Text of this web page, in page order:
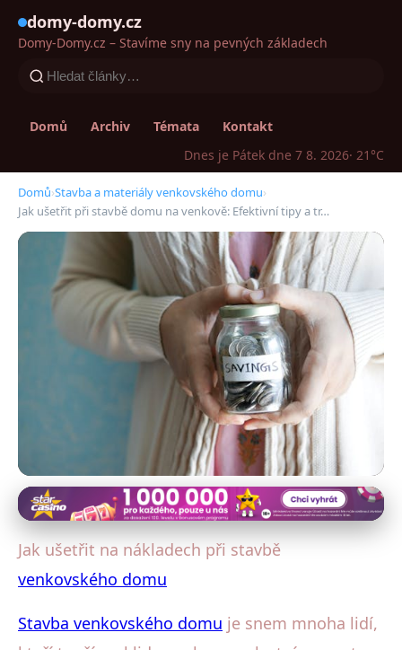
domy-domy.cz
Domy-Domy.cz – Stavíme sny na pevných základech
Domů Archiv Témata
Kontakt
Dnes je Pátek dne 7 8. 2026· 21°C
Domů›Stavba a materiály venkovského domu›
Jak ušetřit při stavbě domu na venkově: Efektivní tipy a tr…
Stavba a materiály venkovského domu
Jak ušetřit při stavbě domu na
venkově: Efektivní tipy a triky
21. 2. 2026· 4 min čtení · Autor: Aleš Beneš
Jak ušetřit na nákladech při stavbě
venkovského domu
Stavba venkovského domu je snem mnoha lidí,